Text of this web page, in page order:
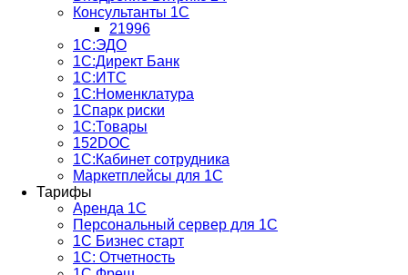
Консультанты 1С
21996
1С:ЭДО
1С:Директ Банк
1С:ИТС
1С:Номенклатура
1Спарк риски
1С:Товары
152DOC
1С:Кабинет сотрудника
Маркетплейсы для 1С
Тарифы
Аренда 1С
Персональный сервер для 1С
1С Бизнес старт
1С: Отчетность